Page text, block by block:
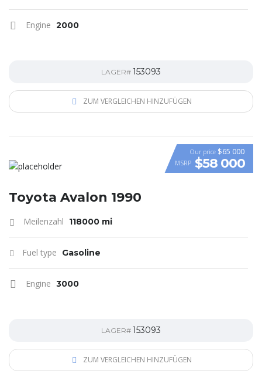
Engine 2000
LAGER# 153093
ZUM VERGLEICHEN HINZUFÜGEN
VIDEO
Our price $65 000
MSRP $58 000
Toyota Avalon 1990
Meilenzahl 118000 mi
Fuel type Gasoline
Engine 3000
LAGER# 153093
ZUM VERGLEICHEN HINZUFÜGEN